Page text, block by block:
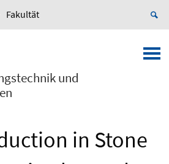
Fakultät
und
in Stone